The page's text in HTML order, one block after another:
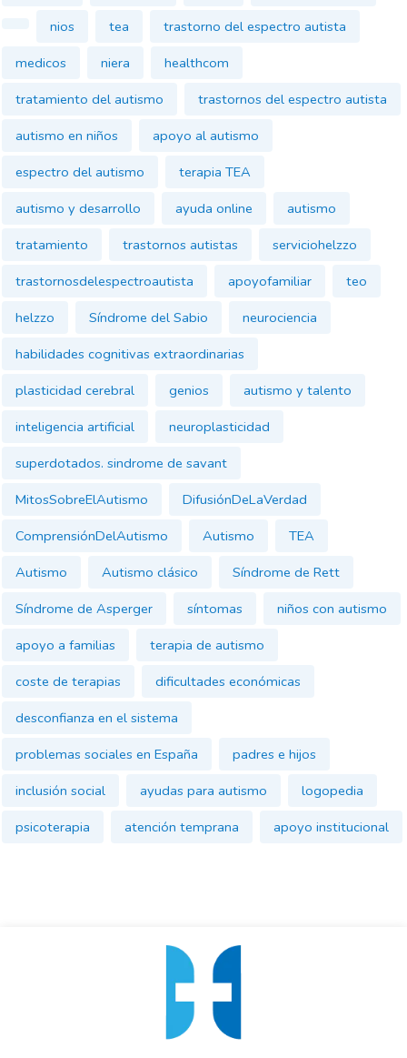
nios
tea
trastorno del espectro autista
medicos
niera
healthcom
tratamiento del autismo
trastornos del espectro autista
autismo en niños
apoyo al autismo
espectro del autismo
terapia TEA
autismo y desarrollo
ayuda online
autismo
tratamiento
trastornos autistas
serviciohelzzo
trastornosdelespectroautista
apoyofamiliar
teo
helzzo
Síndrome del Sabio
neurociencia
habilidades cognitivas extraordinarias
plasticidad cerebral
genios
autismo y talento
inteligencia artificial
neuroplasticidad
superdotados. sindrome de savant
MitosSobreElAutismo
DifusiónDeLaVerdad
ComprensiónDelAutismo
Autismo
TEA
Autismo
Autismo clásico
Síndrome de Rett
Síndrome de Asperger
síntomas
niños con autismo
apoyo a familias
terapia de autismo
coste de terapias
dificultades económicas
desconfianza en el sistema
problemas sociales en España
padres e hijos
inclusión social
ayudas para autismo
logopedia
psicoterapia
atención temprana apoyo institucional